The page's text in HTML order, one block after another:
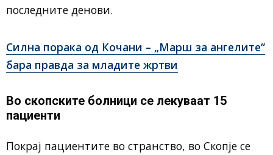
последните денови.
Силна порака од Кочани – „Марш за ангелите“
бара правда за младите жртви
Во скопските болници се лекуваат 15
пациенти
Покрај пациентите во странство, во Скопје се